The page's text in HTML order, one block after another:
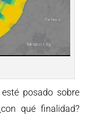
posado sobre
qué finalidad?